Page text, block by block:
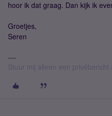
hoor ik dat graag. Dan kijk ik
Groetjes,
Seren
Stuur mij alleen een privébericht